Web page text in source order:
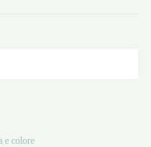
e colore